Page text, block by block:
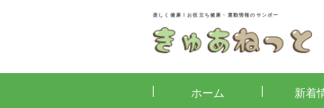
楽しく健康！お役立ち健康・運動情報のサンポー
ホーム 新着